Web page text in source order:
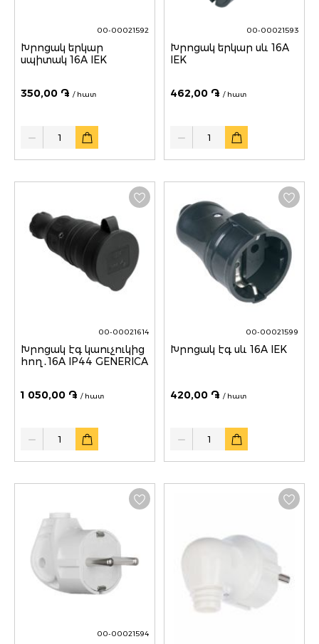
00-00021592
Խրոցակ երկար
սպիտակ 16A IEK
350,00 ֏ / հատ
00-00021593
Խրոցակ երկար սև 16A
IEK
462,00 ֏ / հատ
00-00021614
Խրոցակ էգ կաուչուկից
հող․16A IP44 GENERICA
1 050,00 ֏ / հատ
00-00021599
Խրոցակ էգ սև 16A IEK
420,00 ֏ / հատ
00-00021594